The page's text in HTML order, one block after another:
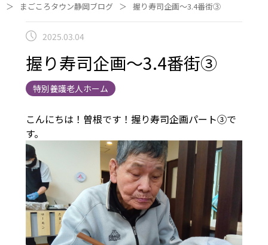
＞
まごころタウン静岡ブログ ＞ 握り寿司企画～3.4番街③
2025.03.04
握り寿司企画～3.4番街③
特別養護老人ホーム
こんにちは！曽根です！握り寿司企画パート③で
す。